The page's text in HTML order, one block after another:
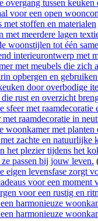
overgang tussen
voor een open
met stoffen en materialen
meerdere lagen
woonstijlen tot één
interieurontwerp met
met meubels die zich
opbergen en
door overbodige
rust en overzicht
sfeer met raamdecoratie
raamdecoratie in
woonkamer met
zachte en natuurlijke
het plezier tijdens het
passen bij jouw leven.
eigen levensfase zorgt
voor een moment
voor een rustig en
harmonieuze
harmonieuze